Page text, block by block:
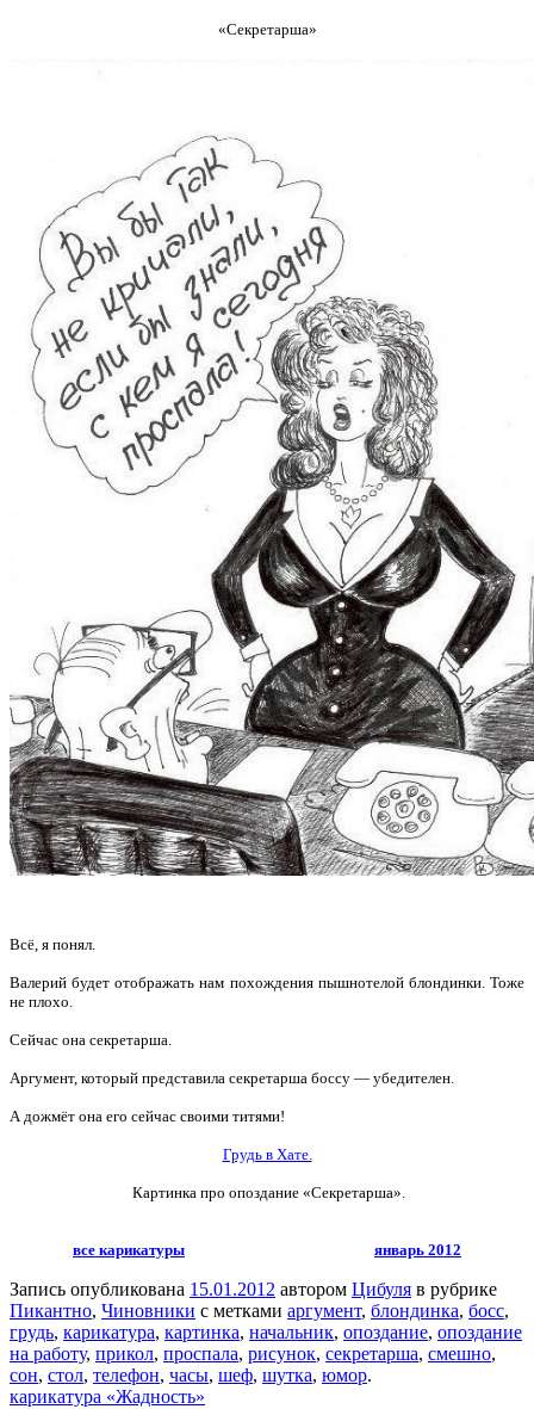
«Секретарша»
Всё, я понял.
Валерий будет отображать нам похождения пышнотелой блондинки. Тоже
не плохо.
Сейчас она секретарша.
Аргумент, который представила секретарша боссу — убедителен.
А дожмёт она его сейчас своими титями!
Грудь в Хате.
Картинка про опоздание «Секретарша».
все карикатуры январь 2012
Запись опубликована 15.01.2012 автором Цибуля в рубрике
Пикантно, Чиновники с метками аргумент, блондинка, босс,
грудь, карикатура, картинка, начальник, опоздание, опоздание
на работу, прикол, проспала, рисунок, секретарша, смешно,
сон, стол, телефон, часы, шеф, шутка, юмор.
карикатура «Жадность»